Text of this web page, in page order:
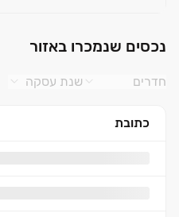
נכסים שנמכרו באזור
חדרים שנת עסקה
כתובת